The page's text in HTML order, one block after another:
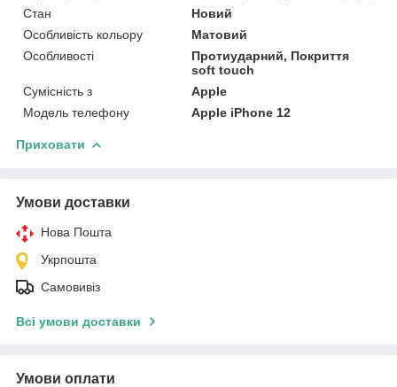
Стан
Новий
Особливість кольору
Матовий
Особливості
Протиударний, Покриття
soft touch
Сумісність з
Apple
Модель телефону
Apple iPhone 12
Приховати
Умови доставки
Нова Пошта
Укрпошта
Самовивіз
Всі умови доставки
Умови оплати